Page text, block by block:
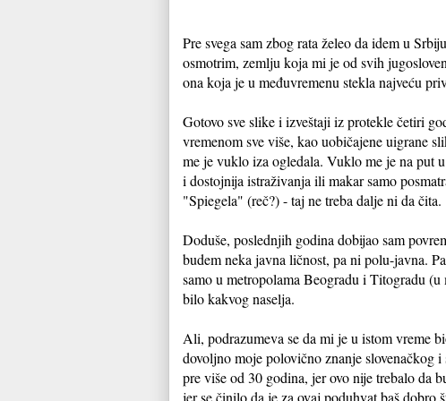
Pre svega sam zbog rata želeo da idem u
osmotrim, zemlju koja mi je od svih
ona koja je u međuvremenu stekla najveću
Gotovo sve slike i izveštaji iz protekle četiri
vremenom sve više, kao uobičajene uigrane
me je vuklo iza ogledala. Vuklo me je na put
i dostojnija istraživanja ili makar samo
"Spiegela" (reč?) - taj ne treba dalje ni da čita.
Doduše, poslednjih godina dobijao sam
budem neka javna ličnost, pa ni polu-javna.
samo u metropolama Beogradu i Titogradu
bilo kakvog naselja.
Ali, podrazumeva se da mi je u istom vreme
dovoljno moje polovično znanje slovenačkog
pre više od 30 godina, jer ovo nije trebalo da
jer se činilo da je za ovaj poduhvat baš dobro